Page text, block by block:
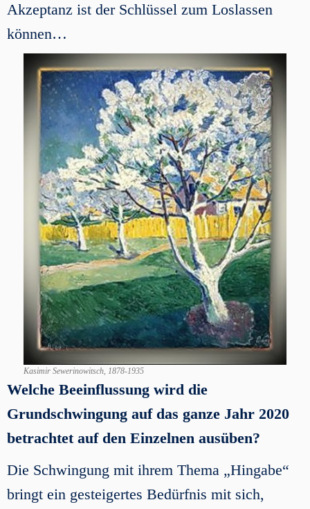
Akzeptanz ist der Schlüssel zum Loslassen
können…
Kasimir Sewerinowitsch, 1878-1935
Welche Beeinflussung wird die
Grundschwingung auf das ganze Jahr 2020
betrachtet auf den Einzelnen ausüben?
Die Schwingung mit ihrem Thema „Hingabe“
bringt ein gesteigertes Bedürfnis mit sich,